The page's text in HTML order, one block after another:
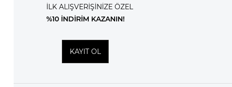
İLK ALIŞVERİŞİNİZE ÖZEL
%10 İNDİRİM KAZANIN!
KAYIT OL